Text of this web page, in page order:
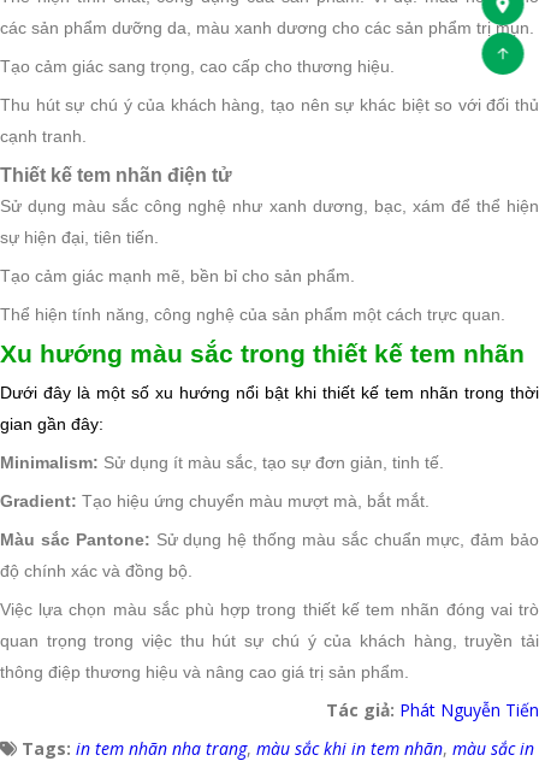
các sản phẩm dưỡng da, màu xanh dương cho các sản phẩm trị mụn.
Tạo cảm giác sang trọng, cao cấp cho thương hiệu.
Thu hút sự chú ý của khách hàng, tạo nên sự khác biệt so với đối thủ
cạnh tranh.
Thiết kế tem nhãn điện tử
Sử dụng màu sắc công nghệ như xanh dương, bạc, xám để thể hiện
sự hiện đại, tiên tiến.
Tạo cảm giác mạnh mẽ, bền bỉ cho sản phẩm.
Thể hiện tính năng, công nghệ của sản phẩm một cách trực quan.
Xu hướng màu sắc trong thiết kế tem nhãn
Dưới đây là một số xu hướng nổi bật khi thiết kế tem nhãn trong thời
gian gần đây:
Minimalism: Sử dụng ít màu sắc, tạo sự đơn giản, tinh tế.
Gradient: Tạo hiệu ứng chuyển màu mượt mà, bắt mắt.
Màu sắc Pantone: Sử dụng hệ thống màu sắc chuẩn mực, đảm bảo
độ chính xác và đồng bộ.
Việc lựa chọn màu sắc phù hợp trong thiết kế tem nhãn đóng vai trò
quan trọng trong việc thu hút sự chú ý của khách hàng, truyền tải
thông điệp thương hiệu và nâng cao giá trị sản phẩm.
Tác giả: Phát Nguyễn Tiến
Tags: in tem nhãn nha trang, màu sắc khi in tem nhãn, màu sắc in